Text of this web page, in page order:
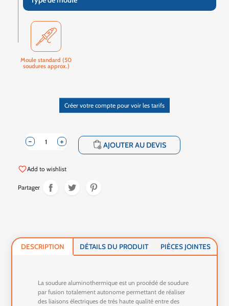
Moule standard (50
soudures approx.)
Créer votre compte pour voir les tarifs
+
- shopping_cart AJOUTER AU DEVIS
favorite_borderAdd to wishlist
Partager
DESCRIPTION DÉTAILS DU PRODUIT PIÈCES JOINTES
La soudure aluminothermique est un procédé de soudure
par fusion totalement autonome permettant de réaliser
des liaisons électriques de très haute qualité entre des